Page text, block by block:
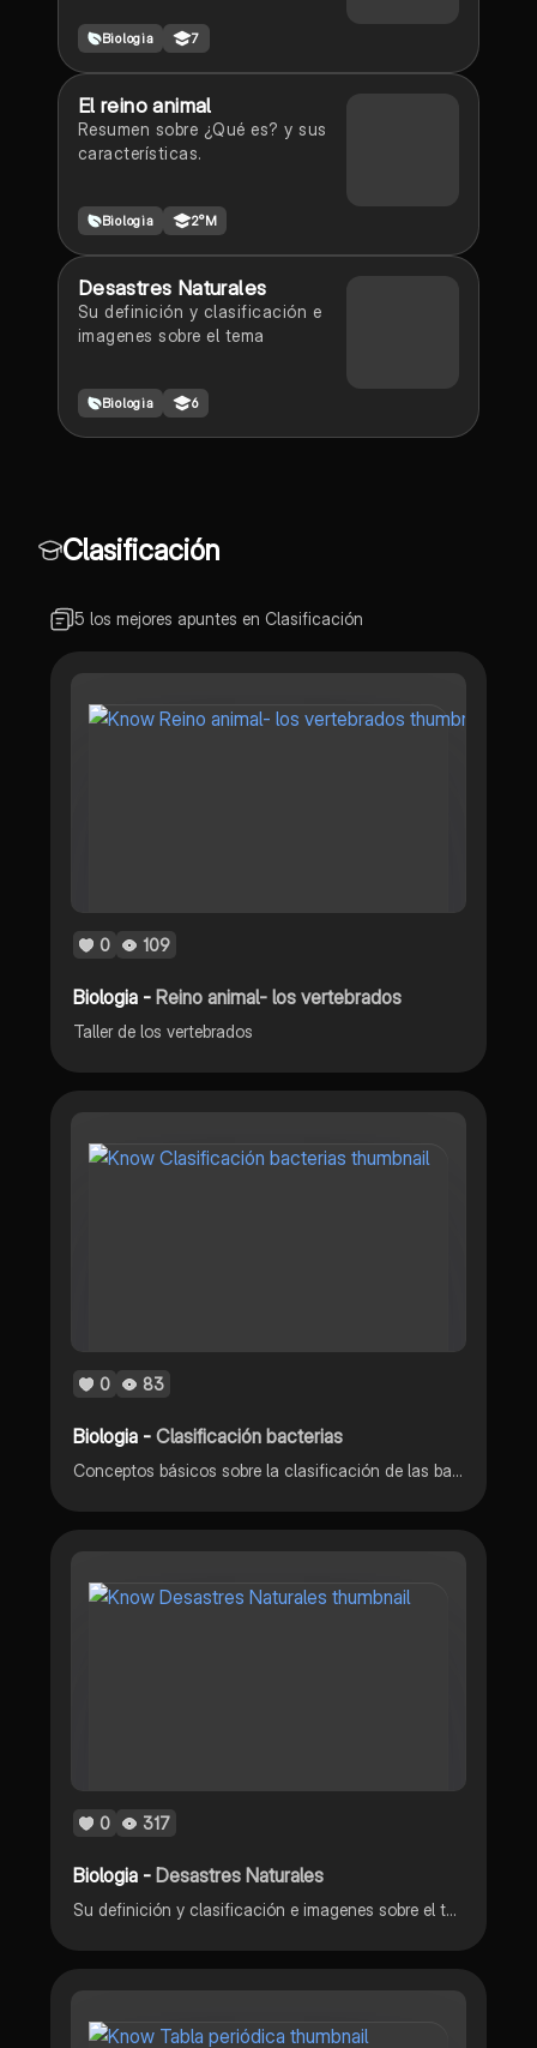
Biologia 7
El reino animal
Resumen sobre ¿Qué es? y sus
características.
Biologia 2°M
Desastres Naturales
Su definición y clasificación e
imagenes sobre el tema
Biologia 6
Clasificación
5 los mejores apuntes en Clasificación
0 109
Biologia -Reino animal- los vertebrados
Taller de los vertebrados
0 83
Biologia -Clasificación bacterias
Conceptos básicos sobre la clasificación de las bacterias y ejemplos
0 317
Biologia -Desastres Naturales
Su definición y clasificación e imagenes sobre el tema